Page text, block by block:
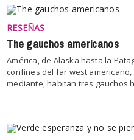
RESEÑAS
The gauchos americanos
América, de Alaska hasta la
confines del far west
mediante, habitan tres gauchos